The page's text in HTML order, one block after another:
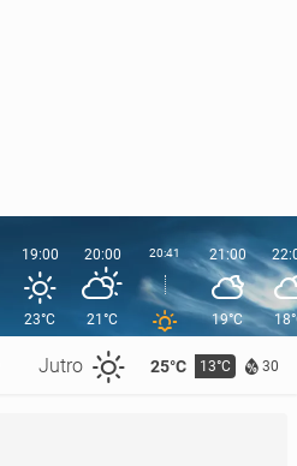
Jutro 25°C 13°C 30
19:00
23°C
20:00
21°C
20:41 21:00
19°C